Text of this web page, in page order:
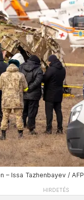
Issa Tazhenbayev / AFP